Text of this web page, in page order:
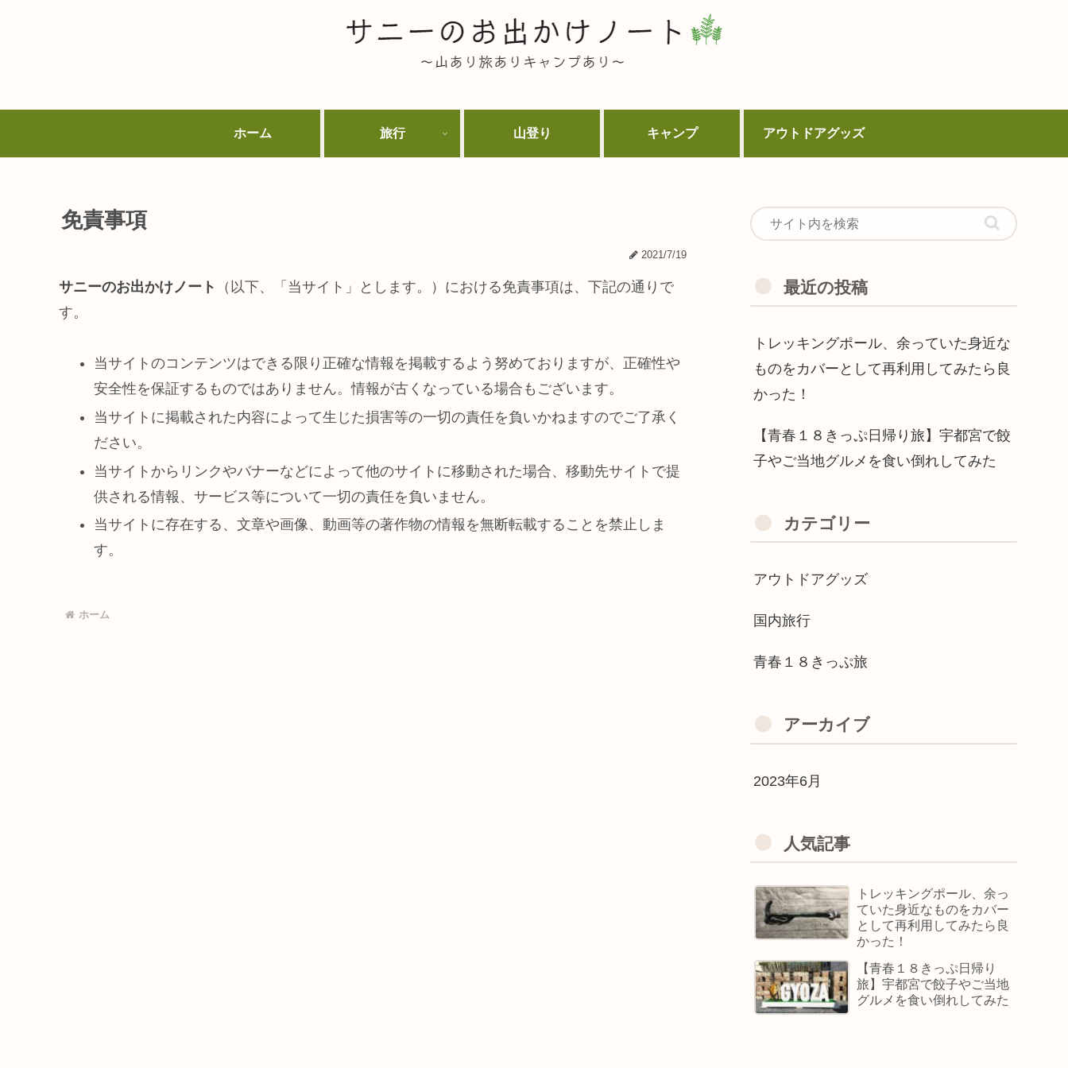
ホーム 旅行 山登り キャンプ アウトドアグッズ
免責事項
2021/7/19
サニーのお出かけノート
（以下、「当サイト」とします。）における免責事項は、下記の通りで
す。
当サイトのコンテンツはできる限り正確な情報を掲載するよう努めておりますが、正確性や
安全性を保証するものではありません。情報が古くなっている場合もございます。
当サイトに掲載された内容によって生じた損害等の一切の責任を負いかねますのでご了承く
ださい。
当サイトからリンクやバナーなどによって他のサイトに移動された場合、移動先サイトで提
供される情報、サービス等について一切の責任を負いません。
当サイトに存在する、文章や画像、動画等の著作物の情報を無断転載することを禁止しま
す。
ホーム
最近の投稿
トレッキングポール、余っていた身近な
ものをカバーとして再利用してみたら良
かった！
【青春１８きっぷ日帰り旅】宇都宮で餃
子やご当地グルメを食い倒れしてみた
カテゴリー
アウトドアグッズ
国内旅行
青春１８きっぷ旅
アーカイブ
2023年6月
人気記事
トレッキングポール、余っ
ていた身近なものをカバー
として再利用してみたら良
かった！
【青春１８きっぷ日帰り
旅】宇都宮で餃子やご当地
グルメを食い倒れしてみた